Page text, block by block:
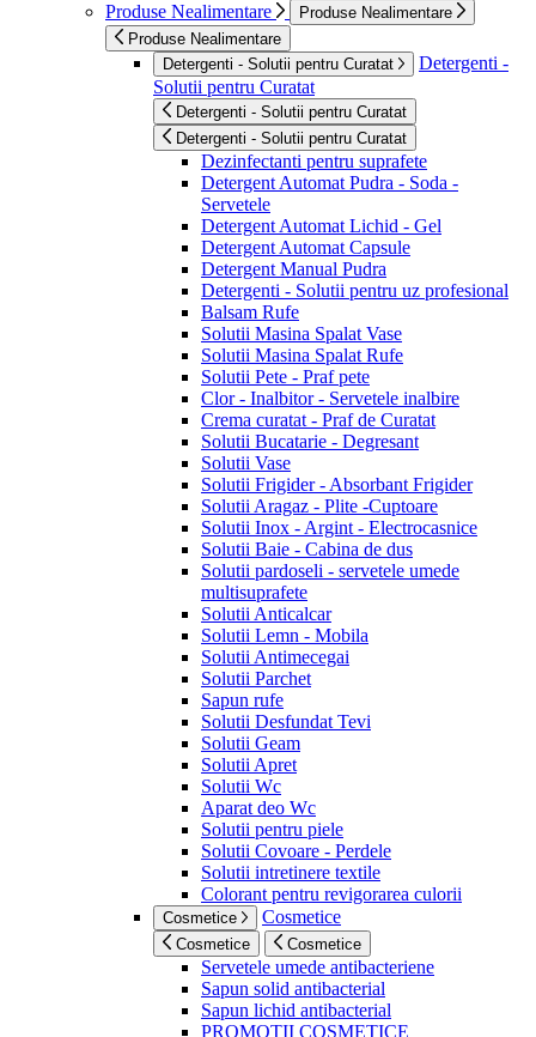
Produse Nealimentare
Produse Nealimentare
Produse Nealimentare
Detergenti - Solutii pentru Curatat
Detergenti -
Solutii pentru Curatat
Detergenti - Solutii pentru Curatat
Detergenti - Solutii pentru Curatat
Dezinfectanti pentru suprafete
Detergent Automat Pudra - Soda -
Servetele
Detergent Automat Lichid - Gel
Detergent Automat Capsule
Detergent Manual Pudra
Detergenti - Solutii pentru uz profesional
Balsam Rufe
Solutii Masina Spalat Vase
Solutii Masina Spalat Rufe
Solutii Pete - Praf pete
Clor - Inalbitor - Servetele inalbire
Crema curatat - Praf de Curatat
Solutii Bucatarie - Degresant
Solutii Vase
Solutii Frigider - Absorbant Frigider
Solutii Aragaz - Plite -Cuptoare
Solutii Inox - Argint - Electrocasnice
Solutii Baie - Cabina de dus
Solutii pardoseli - servetele umede
multisuprafete
Solutii Anticalcar
Solutii Lemn - Mobila
Solutii Antimecegai
Solutii Parchet
Sapun rufe
Solutii Desfundat Tevi
Solutii Geam
Solutii Apret
Solutii Wc
Aparat deo Wc
Solutii pentru piele
Solutii Covoare - Perdele
Solutii intretinere textile
Colorant pentru revigorarea culorii
Cosmetice Cosmetice
Cosmetice Cosmetice
Servetele umede antibacteriene
Sapun solid antibacterial
Sapun lichid antibacterial
PROMOTII COSMETICE